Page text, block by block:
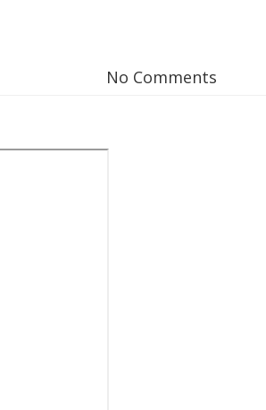
No Comments